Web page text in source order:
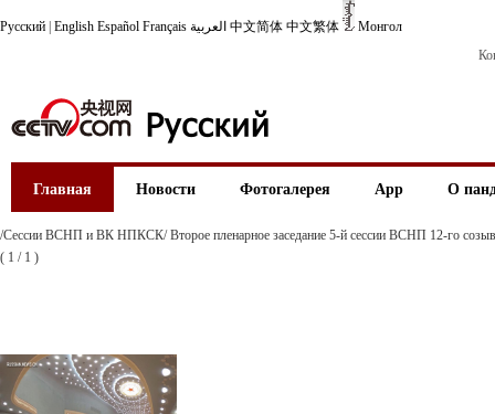
Русский English Español Français العربية 中文简体 中文繁体
Монгол
Главная Новости Фотогалерея App О
/Сессии ВСНП и ВК НПКСК/ Второе пленарное заседание 5-й сессии ВСНП 12-го
( 1 / 1 )